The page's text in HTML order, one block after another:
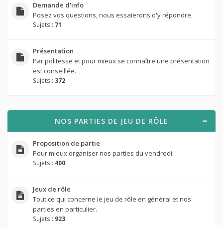
Demande d'info
Posez vos questions, nous essaierons d'y répondre.
Sujets : 71
Présentation
Par politesse et pour mieux se connaître une présentation
est conseillée.
Sujets : 372
NOS PARTIES DE JEU DE RÔLE
Proposition de partie
Pour mieux organiser nos parties du vendredi.
Sujets : 400
Jeux de rôle
Tout ce qui concerne le jeu de rôle en général et nos
parties en particulier.
Sujets : 923